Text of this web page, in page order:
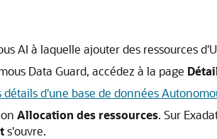
AI à laquelle ajouter des ressources
Data Guard, accédez à la page
d'une base de données
Allocation des ressources. Sur
s'ouvre.